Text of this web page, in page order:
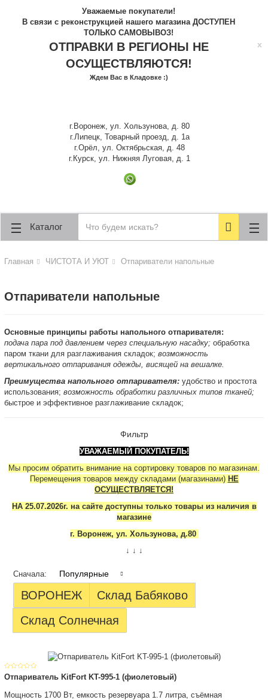
Уважаемые покупатели!
В связи с реконструкцией нашего магазина ДОСТУПЕН
ТОЛЬКО САМОВЫВОЗ!
ОТПРАВКИ В РЕГИОНЫ НЕ
ОСУЩЕСТВЛЯЮТСЯ!
Ждем Вас в Кладовке :)
x
г.Воронеж, ул. Хользунова, д. 80
г.Липецк, Товарный проезд, д. 1а
г.Орёл, ул. Октябрьская, д. 48
г.Курск, ул. Нижняя Луговая, д. 1
Каталог
Главная ЧИСТОТА И УЮТ Отпариватели напольные
Отпариватели напольные
Основные принципы работы напольного отпаривателя:
подача пара под давлением через специальную насадку; обработка
паром ткани для разглаживания складок; возможность
вертикального отпаривания одежды, висящей на вешалке.
Преимущества напольного отпаривателя: удобство и простота
использования; возможность обработки различных типов тканей;
быстрое и эффективное разглаживание складок;
Фильтр
УВАЖАЕМЫЙ ПОКУПАТЕЛЬ!
Мы просим обратить внимание на сортировку товаров по магазинам.
Перемещения товаров между складами (магазинами) НЕ
ОСУЩЕСТВЛЯЕТСЯ!
НА 25.07.2026г. на сайте доступны только товары из наличия в
магазине
г. Воронеж, ул. Хользунова, д.80
↓ ↓ ↓
Сначала: Популярные
ВОРОНЕЖ
Склад Бабяково
Склад Солнечная
Отпариватель KitFort KT-995-1 (фиолетовый)
Мощность 1700 Вт, емкость резервуара 1.7 литра, съёмная